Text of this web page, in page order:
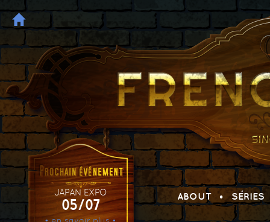
JAPAN EXPO
05/07
ABOUT SÉRIES